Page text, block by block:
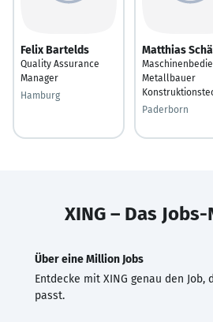
Felix Bartelds
Quality Assurance
Manager
Hamburg
Matthias
Metallbauer
Paderborn
XING – Das
Über eine Million Jobs
Entdecke mit XING genau den Job,
passt.